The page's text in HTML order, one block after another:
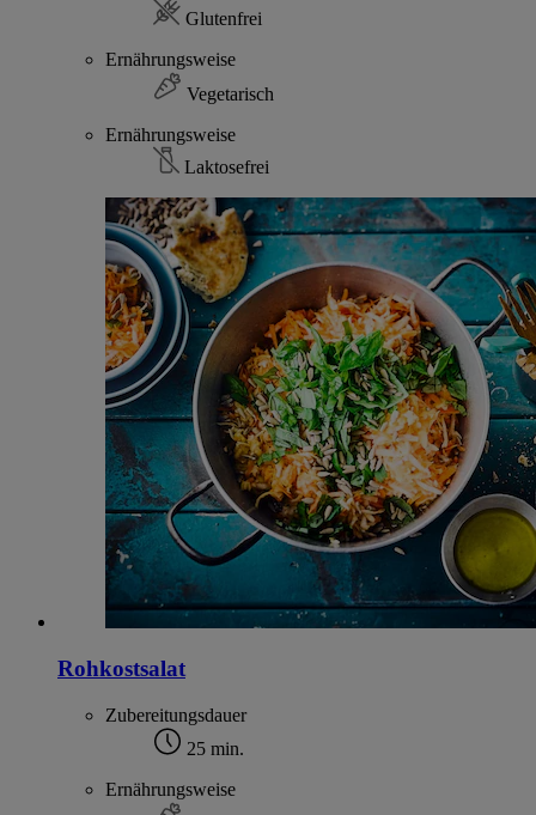
Glutenfrei
Ernährungsweise
Vegetarisch
Ernährungsweise
Laktosefrei
Rohkostsalat
Zubereitungsdauer
25 min.
Ernährungsweise